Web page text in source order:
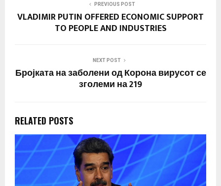
PREVIOUS POST
VLADIMIR PUTIN OFFERED ECONOMIC SUPPORT
TO PEOPLE AND INDUSTRIES
NEXT POST
Бројката на заболени од Корона вирусот се
зголеми на 219
RELATED POSTS